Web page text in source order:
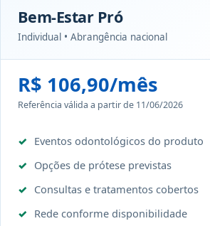
Bem-Estar Pró
Individual • Abrangência nacional
R$ 106,90/mês
Referência válida a partir de 11/06/2026
Eventos odontológicos do produto
Opções de prótese previstas
Consultas e tratamentos cobertos
Rede conforme disponibilidade